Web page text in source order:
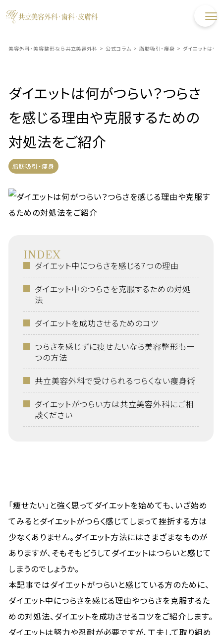
美容外科・美容整形なら共立美容外科 > 公式コラム > 脂肪吸引・痩身 > ダイエットは何
ダイエットは何がつらい？つらさ
を感じる理由や克服するための
対処法をご紹介
脂肪吸引・痩身
INDEX
ダイエット中につらさを感じる7つの理由
ダイエット中のつらさを克服するための対処
法
ダイエットを成功させるためのコツ
つらさを感じずに痩せたいなら美容整形も一
つの方法
共立美容外科で受けられるつらくない痩身術
ダイエットがつらい方は共立美容外科にご相
談ください
「痩せたい」と強く思ってダイエットを始めても、いざ始め
てみるとダイエットがつらく感じてしまって挫折する方は
少なくありません。ダイエット方法にはさまざまなものが
ありますが、そもそもどうしてダイエットはつらいと感じて
しまうのでしょうか。
本記事ではダイエットがつらいと感じている方のために、
ダイエット中につらさを感じる理由やつらさを克服するた
めの対処法、ダイエットを成功させるコツをご紹介します。
ダイエットは努力や忍耐が必要ですが、工夫して取り組め